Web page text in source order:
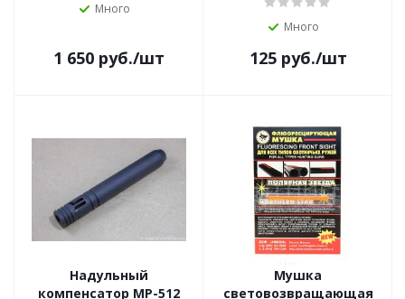
Много
1 650 руб./шт
Много
125руб./шт
Надульный
компенсатор МР-512
Мушка
световозвращающая